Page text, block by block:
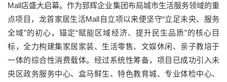
Mall店盛大启幕。作为郅辉企业集团布局城市生活服务领域的重
点项目，龙首家居生活Mall自立项以来便坚守“立足未央、服务
全域”的初心，锚定“赋能区域经济、提升民生品质”的核心目
标，全力构建集家居家装、生活零售、文娱休闲、亲子教培于
一体的综合性消费载体。经过系统性筹备，项目已成功引入未
央区政务服务中心、盒马鲜生、特色教育城、专业体检中心、